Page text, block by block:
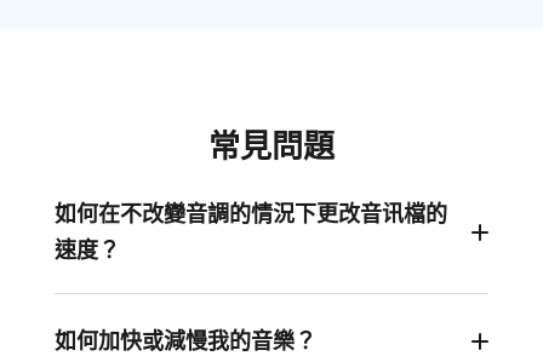
常見問題
如何在不改變音調的情況下更改音讯檔的
速度？
響音調。
如何加快或減慢我的音樂？